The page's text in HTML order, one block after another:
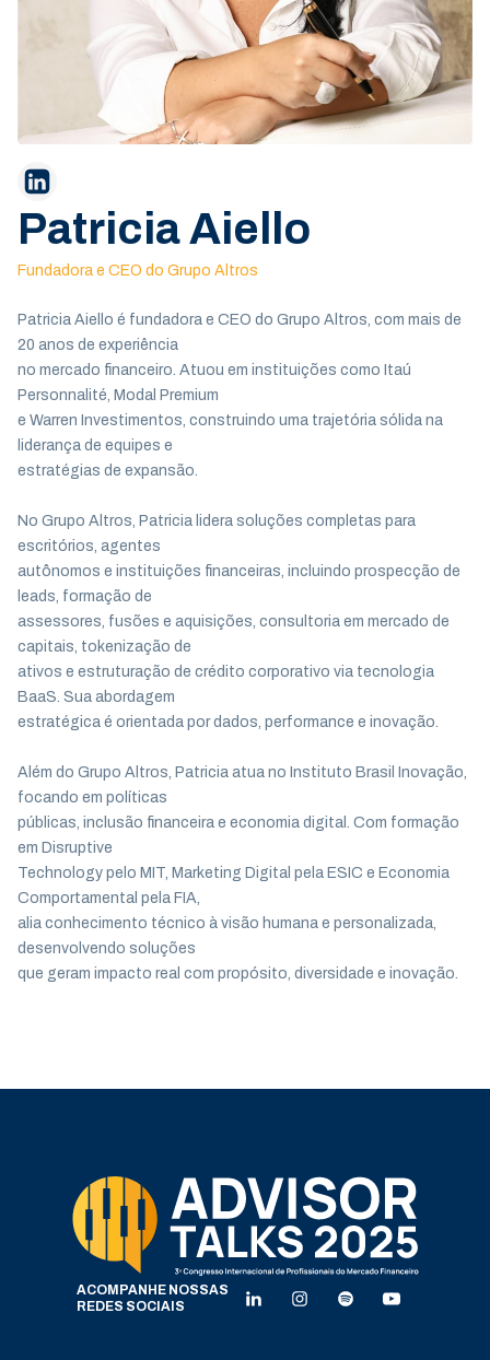
Patricia Aiello
Fundadora e CEO do Grupo Altros
Patricia Aiello é fundadora e CEO do Grupo Altros, com mais de
20 anos de experiência
no mercado financeiro. Atuou em instituições como Itaú
Personnalité, Modal Premium
e Warren Investimentos, construindo uma trajetória sólida na
liderança de equipes e
estratégias de expansão.
No Grupo Altros, Patricia lidera soluções completas para
escritórios, agentes
autônomos e instituições financeiras, incluindo prospecção de
leads, formação de
assessores, fusões e aquisições, consultoria em mercado de
capitais, tokenização de
ativos e estruturação de crédito corporativo via tecnologia
BaaS. Sua abordagem
estratégica é orientada por dados, performance e inovação.
Além do Grupo Altros, Patricia atua no Instituto Brasil Inovação,
focando em políticas
públicas, inclusão financeira e economia digital. Com formação
em Disruptive
Technology pelo MIT, Marketing Digital pela ESIC e Economia
Comportamental pela FIA,
alia conhecimento técnico à visão humana e personalizada,
desenvolvendo soluções
que geram impacto real com propósito, diversidade e inovação.
ACOMPANHE NOSSAS
REDES SOCIAIS